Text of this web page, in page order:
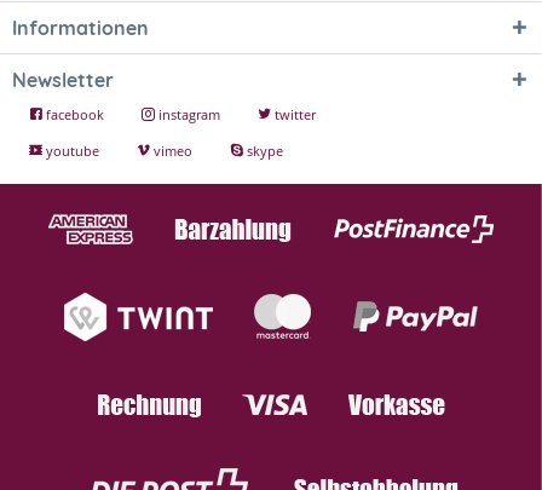
Informationen
Newsletter
facebook instagram
twitter
youtube
vimeo skype